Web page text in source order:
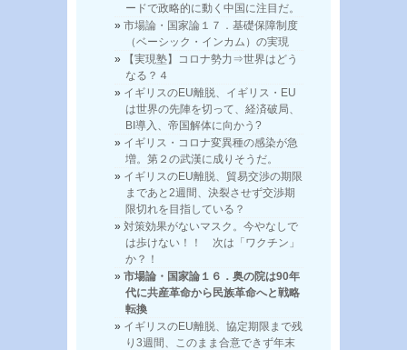
ードで政略的に動く中国に注目だ。
市場論・国家論１７．基礎保障制度
（ベーシック・インカム）の実現
【実現塾】コロナ勢力⇒世界はどう
なる？４
イギリスのEU離脱、イギリス・EU
は世界の先陣を切って、経済破局、
BI導入、帝国解体に向かう?
イギリス・コロナ変異種の感染が急
増。第２の武漢に成りそうだ。
イギリスのEU離脱、貿易交渉の期限
まであと2週間、決裂させず交渉期
限切れを目指している？
対策効果がないマスク。今やなしで
は歩けない！！ 次は「ワクチン」
か？！
市場論・国家論１６．奥の院は90年
代に共産革命から民族革命へと戦略
転換
イギリスのEU離脱、協定期限まで残
り3週間、このまま合意できず年末